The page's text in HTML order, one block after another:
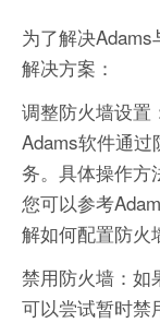
为了解决
解决方案：
调整防火墙设置
Adams软件通过
务。具体操作方
您可以参考
解如何配置防火
禁用防火墙：如
可以尝试暂时禁